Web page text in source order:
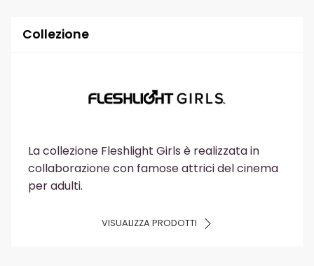
Collezione
La collezione Fleshlight Girls è realizzata in
collaborazione con famose attrici del cinema
per adulti.
VISUALIZZA PRODOTTI